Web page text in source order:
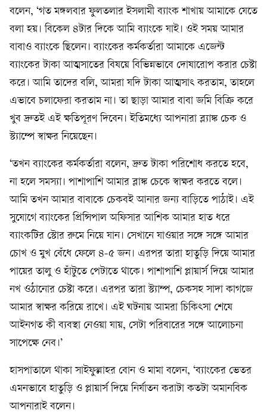
বলেন, ‘গত মঙ্গলবার ফুলতলার ইসলামী ব্যাংক শাখায় আমাকে যেতে
বলা হয়। বিকেল ৪টার দিকে আমি ব্যাংকে যাই। ওই সময় আমার
বাবাও ব্যাংকে ছিলেন। ব্যাংকের কর্মকর্তারা আমাকে এজেন্ট
ব্যাংকের টাকা আত্মসাতের বিষয়ে বিভিন্নভাবে দোষারোপ করার চেষ্টা
করে। আমি তাদের বলি, আমরা যদি টাকা আত্মসাৎ করতাম, তাহলে
এভাবে চলাফেরা করতাম না। তা ছাড়া আমার বাবা জমি বিক্রি করে
খুব দ্রুতই এই ক্ষতিপূরণ দিবেন। ইতিমধ্যে আপনারা ব্ল্যাঙ্ক চেক ও
স্ট্যাম্পে স্বাক্ষর নিয়েছেন।
‘তখন ব্যাংকের কর্মকর্তারা বলেন, দ্রুত টাকা পরিশোধ করতে হবে,
না হলে সমস্যা। পাশাপাশি আমার ব্লাঙ্ক চেকে স্বাক্ষর করতে বলে।
আমি তখন আমার বাবাকে চেকবই আনার জন্য বাড়িতে পাঠাই। এই
সুযোগে ব্যাংকের প্রিন্সিপাল অফিসার আশিক আমার হাত ধরে
ব্যাংকটির স্টোর রুমে নিয়ে যান। সেখানে যাওয়ার সঙ্গে সঙ্গে আমার
চোখ ও মুখ বেঁধে ফেলে ৪-৫ জন। এরপর তারা হাতুড়ি দিয়ে আমার
পায়ের তালু ও হাঁটুতে পেটাতে থাকে। পাশাপাশি প্লায়ার্স দিয়ে আমার
নখ ওঠানোর চেষ্টা করে। এরপর তারা স্ট্যাম্প, চেকসহ সাদা কাগজে
আমার স্বাক্ষর করিয়ে রাখে। এই ঘটনায় আমরা চিকিৎসা শেষে
আইনগত কী ব্যবস্থা নেওয়া যায়, সেটা পরিবারের সঙ্গে আলোচনা
সাপেক্ষে নেব।’
হাসপাতালে থাকা সাইফুল্লাহর বোন ও মামা বলেন, ‘ব্যাংকের ভেতর
এমনভাবে হাতুড়ি ও প্লায়ার্স দিয়ে নির্যাতন করাটা কতটা অমানবিক
আপনারাই বলেন।